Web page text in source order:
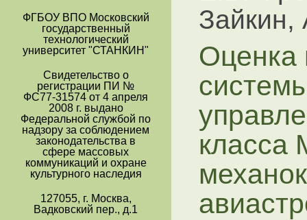
ФГБОУ ВПО Московский
государственный
технологический
университет "СТАНКИН"
Свидетельство о
регистрации ПИ №
ФС77-31574 от 4 апреля
2008 г. выдано
Федеральной службой по
надзору за соблюдением
законодательства в
сфере массовых
коммуникаций и охране
культурного наследия
127055, г. Москва,
Вадковский пер., д.1
Зайкин,
Оценка
класса